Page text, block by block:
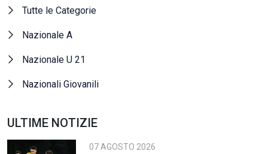
Tutte le Categorie
Nazionale A
Nazionale U 21
Nazionali Giovanili
ULTIME NOTIZIE
07 AGOSTO 2026